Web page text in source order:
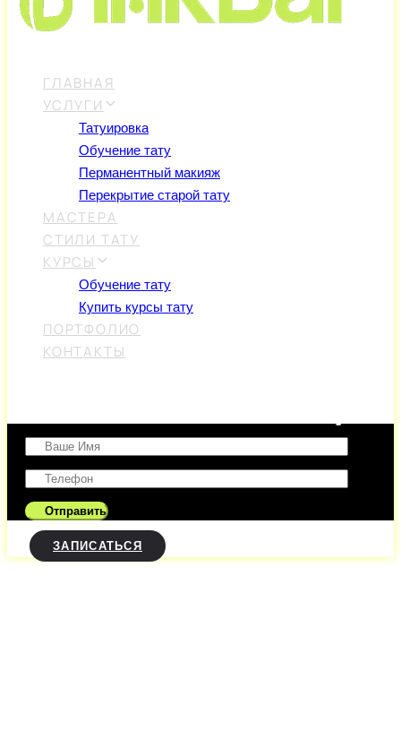
ГЛАВНАЯ
УСЛУГИ
Татуировка
Обучение тату
Перманентный макияж
Перекрытие старой тату
МАСТЕРА
СТИЛИ ТАТУ
КУРСЫ
Обучение тату
Купить курсы тату
ПОРТФОЛИО
КОНТАКТЫ
ЗАПИСАТЬСЯ